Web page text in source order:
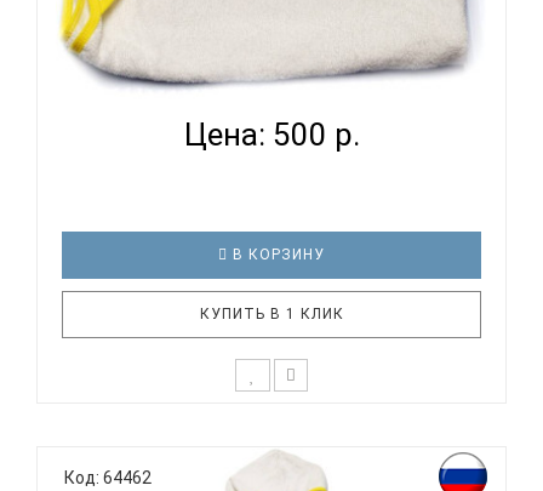
ЛЕС ТЕКСТИЛЬ SNOW 75X75 - ПОЛОТЕНЦЕ...
Цена: 500 р.
В КОРЗИНУ
КУПИТЬ В 1 КЛИК
в мягкое и пушистое полотенце. Теплое и нежное,
как объятия мамы, полотенце ЛЕС ТЕКСТИЛЬ
Код: 64462